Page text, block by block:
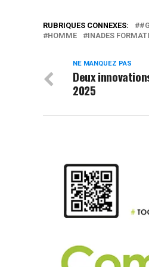
RUBRIQUES CONNEXES:
HOMME
INADES
NE MANQUEZ PAS
Deux
2025